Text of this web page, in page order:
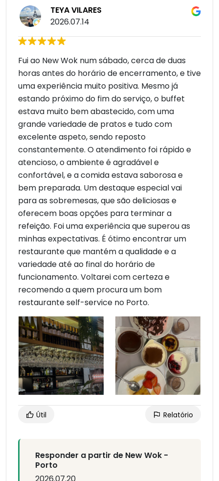
TEYA VILARES
2026.07.14
Fui ao New Wok num sábado, cerca de duas
horas antes do horário de encerramento, e tive
uma experiência muito positiva. Mesmo já
estando próximo do fim do serviço, o buffet
estava muito bem abastecido, com uma
grande variedade de pratos e tudo com
excelente aspeto, sendo reposto
constantemente. O atendimento foi rápido e
atencioso, o ambiente é agradável e
confortável, e a comida estava saborosa e
bem preparada. Um destaque especial vai
para as sobremesas, que são deliciosas e
oferecem boas opções para terminar a
refeição. Foi uma experiência que superou as
minhas expectativas. É ótimo encontrar um
restaurante que mantém a qualidade e a
variedade até ao final do horário de
funcionamento. Voltarei com certeza e
recomendo a quem procura um bom
restaurante self-service no Porto.
Útil Relatório
Responder a partir de New Wok -
Porto